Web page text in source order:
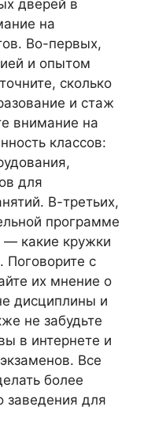
дверей в
на
Во-первых,
и опытом
сколько
и стаж
внимание на
классов:
для
В-третьих,
программе
— какие кружки
Поговорите с
их мнение о
дисциплины и
не забудьте
в интернете и
Все
более
заведения для